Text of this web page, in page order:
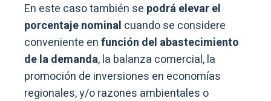
En este caso también se podrá elevar el
porcentaje nominal cuando se considere
conveniente enfunción del abastecimiento
de la demanda, la balanza comercial, la
promoción de inversiones en economías
regionales, y/o razones ambientales o